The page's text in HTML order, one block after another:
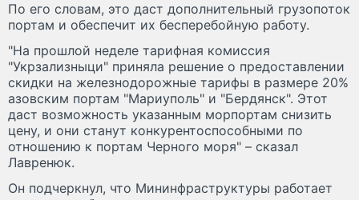
По его словам, это даст дополнительный грузопоток
портам и обеспечит их бесперебойную работу.
"На прошлой неделе тарифная комиссия
"Укрзализныци" приняла решение о предоставлении
скидки на железнодорожные тарифы в размере 20%
азовским портам "Мариуполь" и "Бердянск". Этот
даст возможность указанным морпортам снизить
цену, и они станут конкурентоспособными по
отношению к портам Черного моря" – сказал
Лавренюк.
Он подчеркнул, что Мининфраструктуры работает